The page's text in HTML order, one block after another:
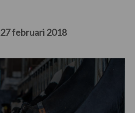
27 februari 2018